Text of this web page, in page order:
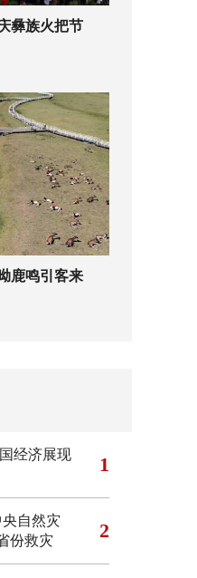
彝族火把节
鹿鸣引客来
经济展现
1
自然灾
份救灾
2